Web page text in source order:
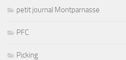
petit journal Montparnasse
PFC
Picking